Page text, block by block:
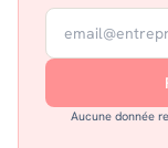
Aucune donnée